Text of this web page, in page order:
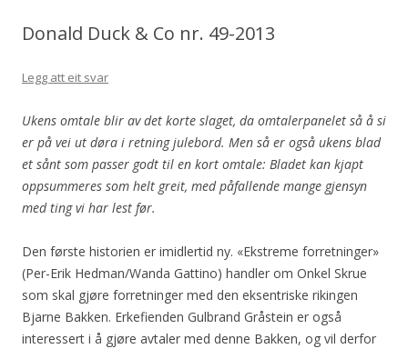
Donald Duck & Co nr. 49-2013
Legg att eit svar
Ukens omtale blir av det korte slaget, da omtalerpanelet så å si
er på vei ut døra i retning julebord. Men så er også ukens blad
et sånt som passer godt til en kort omtale: Bladet kan kjapt
oppsummeres som helt greit, med påfallende mange gjensyn
med ting vi har lest før.
Den første historien er imidlertid ny. «Ekstreme forretninger»
(Per-Erik Hedman/Wanda Gattino) handler om Onkel Skrue
som skal gjøre forretninger med den eksentriske rikingen
Bjarne Bakken. Erkefienden Gulbrand Gråstein er også
interessert i å gjøre avtaler med denne Bakken, og vil derfor